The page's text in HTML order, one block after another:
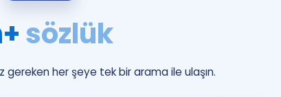
Puan Hesaplama
Rehberlik Aracı
sözlük
gereken her şeye tek bir arama ile ulaşın.